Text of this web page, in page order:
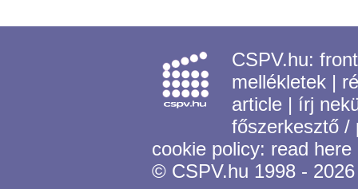
CSPV.hu:
mellékletek |
article | írj
főszerkesztő
cookie policy: read here
© CSPV.hu 1998 - 2026